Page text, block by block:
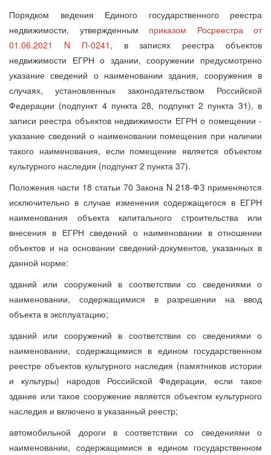
Порядком ведения Единого государственного реестра
недвижимости, утвержденным приказом Росреестра от
01.06.2021 N П-0241 , в записях реестра объектов
недвижимости ЕГРН о здании, сооружении предусмотрено
указание сведений о наименовании здания, сооружения в
случаях, установленных законодательством Российской
Федерации (подпункт 4 пункта 28, подпункт 2 пункта 31), в
записи реестра объектов недвижимости ЕГРН о помещении -
указание сведений о наименовании помещения при наличии
такого наименования, если помещение является объектом
культурного наследия (подпункт 2 пункта 37).
Положения части 18 статьи 70 Закона N 218-ФЗ применяются
исключительно в случае изменения содержащегося в ЕГРН
наименования объекта капитального строительства или
внесения в ЕГРН сведений о наименовании в отношении
объектов и на основании сведений-документов, указанных в
данной норме:
зданий или сооружений в соответствии со сведениями о
наименовании, содержащимися в разрешении на ввод
объекта в эксплуатацию;
зданий или сооружений в соответствии со сведениями о
наименовании, содержащимися в едином государственном
реестре объектов культурного наследия (памятников истории
и культуры) народов Российской Федерации, если такое
здание или такое сооружение является объектом культурного
наследия и включено в указанный реестр;
автомобильной дороги в соответствии со сведениями о
наименовании, содержащимися в едином государственном